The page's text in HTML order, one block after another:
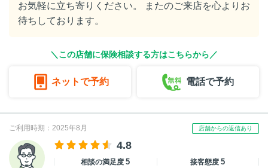
お気軽に立ち寄りください。 またのご来店を心よりお
待ちしております。
＼この店舗に保険相談する方はこちらから／
ネットで予約 電話で予約
ご利用時期：2025年8月 店舗からの返信あり
4.8
相談の満足度5 接客態度5